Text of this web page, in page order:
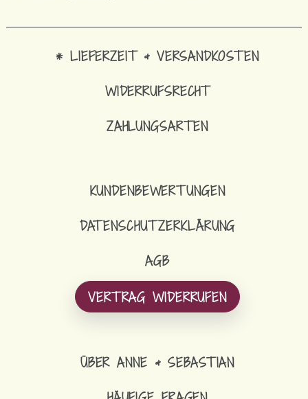
* LIEFERZEIT & VERSANDKOSTEN
WIDERRUFSRECHT
ZAHLUNGSARTEN
KUNDENBEWERTUNGEN
DATENSCHUTZERKLÄRUNG
AGB
VERTRAG WIDERRUFEN
ÜBER ANNE & SEBASTIAN